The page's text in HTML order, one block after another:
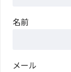
名前
メール